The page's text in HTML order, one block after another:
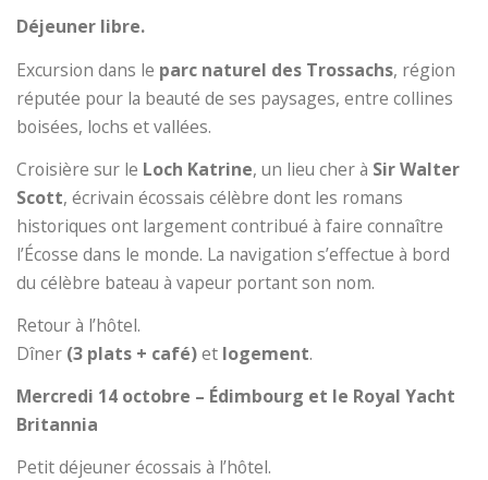
Déjeuner libre.
Excursion dans le parc naturel des Trossachs, région
réputée pour la beauté de ses paysages, entre collines
boisées, lochs et vallées.
Croisière sur le Loch Katrine, un lieu cher à Sir Walter
Scott, écrivain écossais célèbre dont les romans
historiques ont largement contribué à faire connaître
l’Écosse dans le monde. La navigation s’effectue à bord
du célèbre bateau à vapeur portant son nom.
Retour à l’hôtel.
Dîner (3 plats + café)et logement.
Mercredi 14 octobre – Édimbourg et le Royal Yacht
Britannia
Petit déjeuner écossais à l’hôtel.